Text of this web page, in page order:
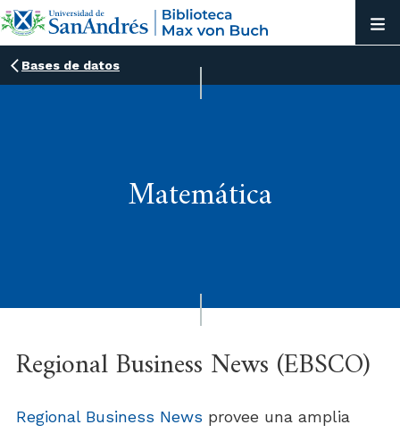
Bases de datos
Matemática
Regional Business News (EBSCO)
Regional Business News provee una amplia